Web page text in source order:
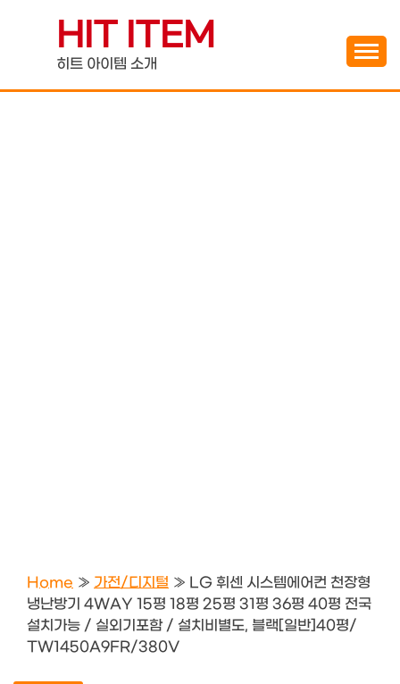
contentHIT ITEM
히트 아이템 소개
Home » 가전/디지털 » LG 휘센 시스템에어컨 천장형
냉난방기 4WAY 15평 18평 25평 31평 36평 40평 전국
설치가능 / 실외기포함 / 설치비별도, 블랙[일반]40평/
TW1450A9FR/380V